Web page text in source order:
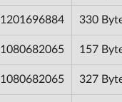
1201696884 330
1080682065 157
1080682065 327